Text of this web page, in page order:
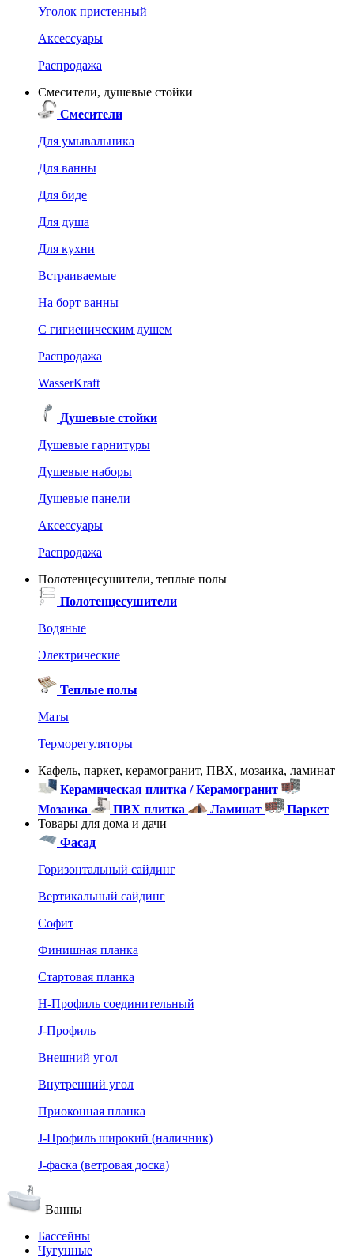
Уголок пристенный
Аксессуары
Распродажа
Смесители, душевые стойки
Смесители
Для умывальника
Для ванны
Для биде
Для душа
Для кухни
Встраиваемые
На борт ванны
C гигиеническим душем
Распродажа
WasserKraft
Душевые стойки
Душевые гарнитуры
Душевые наборы
Душевые панели
Аксессуары
Распродажа
Полотенцесушители, теплые полы
Полотенцесушители
Водяные
Электрические
Теплые полы
Маты
Терморегуляторы
Кафель, паркет, керамогранит, ПВХ, мозаика, ламинат
Керамическая плитка / Керамогранит
Мозаика
ПВХ плитка Ламинат
Паркет
Товары для дома и дачи
Фасад
Горизонтальный сайдинг
Вертикальный сайдинг
Софит
Финишная планка
Стартовая планка
Н-Профиль соединительный
J-Профиль
Внешний угол
Внутренний угол
Приоконная планка
J-Профиль широкий (наличник)
J-фаска (ветровая доска)
Ванны
Бассейны
Чугунные